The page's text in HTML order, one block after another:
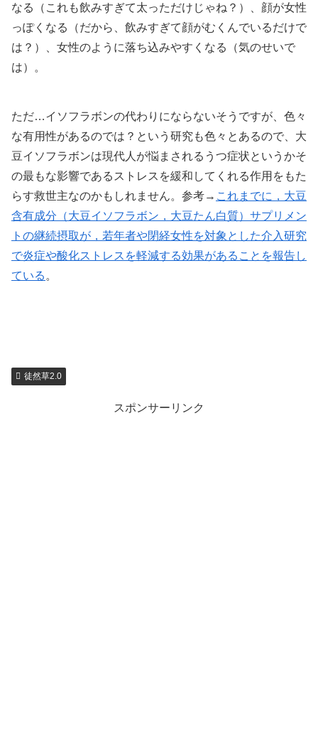
なる（これも飲みすぎて太っただけじゃね？）、顔が女性
っぽくなる（だから、飲みすぎて顔がむくんでいるだけで
は？）、女性のように落ち込みやすくなる（気のせいで
は）。
ただ…イソフラボンの代わりにならないそうですが、色々
な有用性があるのでは？という研究も色々とあるので、大
豆イソフラボンは現代人が悩まされるうつ症状というかそ
の最もな影響であるストレスを緩和してくれる作用をもた
らす救世主なのかもしれません。参考→ これまでに，大豆
含有成分（大豆イソフラボン，大豆たん白質）サプリメン
トの継続摂取が，若年者や閉経女性を対象とした介入研究
で炎症や酸化ストレスを軽減する効果があることを報告し
ている 。
徒然草2.0
スポンサーリンク